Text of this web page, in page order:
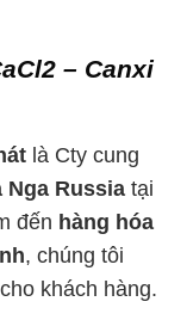
– Canxi
là Cty cung
Nga Russia tại
đến hàng hóa
, chúng tôi
cho khách hàng.